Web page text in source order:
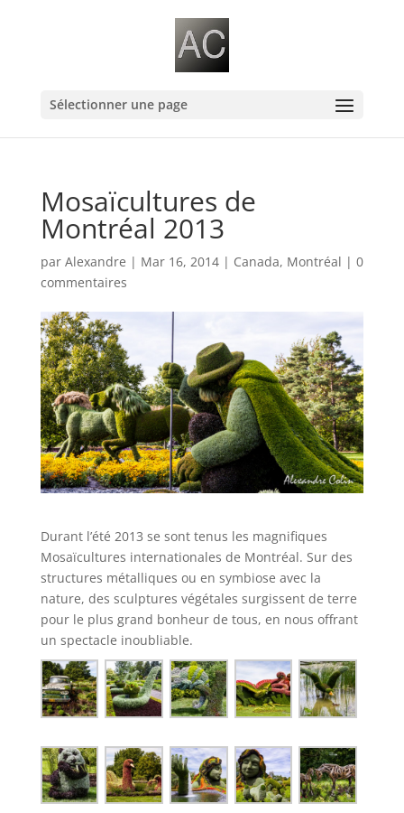
Sélectionner une page
Mosaïcultures de
Montréal 2013
par Alexandre | Mar 16, 2014| Canada, Montréal | 0
commentaires
Durant l’été 2013 se sont tenus les magnifiques
Mosaïcultures internationales de Montréal. Sur des
structures métalliques ou en symbiose avec la
nature, des sculptures végétales surgissent de terre
pour le plus grand bonheur de tous, en nous offrant
un spectacle inoubliable.